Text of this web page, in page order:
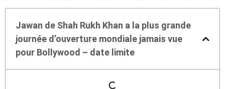
Jawan de Shah Rukh Khan a la plus grande
journée d’ouverture mondiale jamais vue
pour Bollywood – date limite